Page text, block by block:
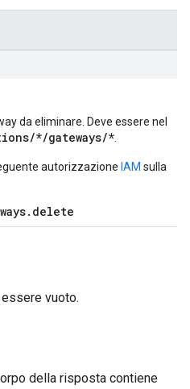
da eliminare. Deve essere nel
*/gateways/*
autorizzazione IAM sulla
vuoto.
della risposta contiene